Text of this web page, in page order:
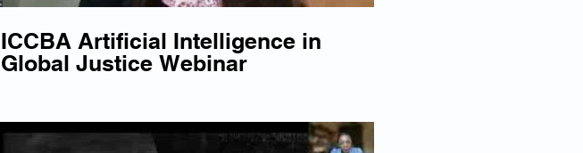
ICCBA Artificial Intelligence in
Global Justice Webinar